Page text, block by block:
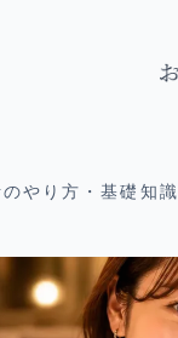
やり方・基礎知識